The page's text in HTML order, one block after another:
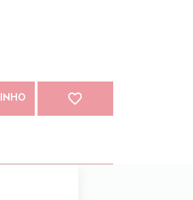
favorite_border